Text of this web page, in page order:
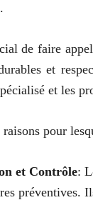
de faire
et
et les
pour
et Contrôle:
préventives.